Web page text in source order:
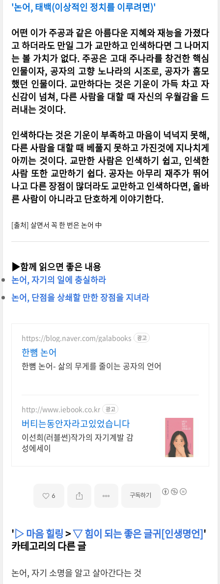
'논어, 태백(이상적인 정치를 이루려면)'
어떤 이가 주공과 같은 아름다운 지혜와 재능을 가졌다
고 하더라도 만일 그가 교만하고 인색하다면 그 나머지
는 볼 가치가 없다. 주공은 고대 주나라를 창건한 핵심
인물이자, 공자의 고향 노나라의 시조로, 공자가 흠모
했던 인물이다. 교만하다는 것은 기운이 가득 차고 자
신감이 넘쳐, 다른 사람을 대할 때 자신의 우월감을 드
러내는 것이다.
인색하다는 것은 기운이 부족하고 마음이 넉넉지 못해,
다른 사람을 대할 때 베풀지 못하고 가진것에 지나치게
아끼는 것이다. 교만한 사람은 인색하기 쉽고, 인색한
사람 또한 교만하기 쉽다. 공자는 아무리 재주가 뛰어
나고 다른 장점이 많더라도 교만하고 인색하다면, 올바
른 사람이 아니라고 단호하게 이야기한다.
[출처] 살면서 꼭 한 번은 논어 中
▶함께 읽으면 좋은 내용
논어, 자기의 일에 충실하라
논어, 단점을 상쇄할 만한 장점을 지녀라
https://blog.naver.com/galabooks 광고
한뼘 논어
한뼘 논어- 삶의 무게를 줄이는 공자의 언어
http://www.iebook.co.kr 광고
버티는동안자라고있었습니다
이선희(러블썬)작가의 자기계발 감
성에세이
6 구독하기
'▷ 마음 힐링>▽ 힘이 되는 좋은 글귀[인생명언]'
카테고리의 다른 글
논어, 자기 소명을 알고 살아간다는 것